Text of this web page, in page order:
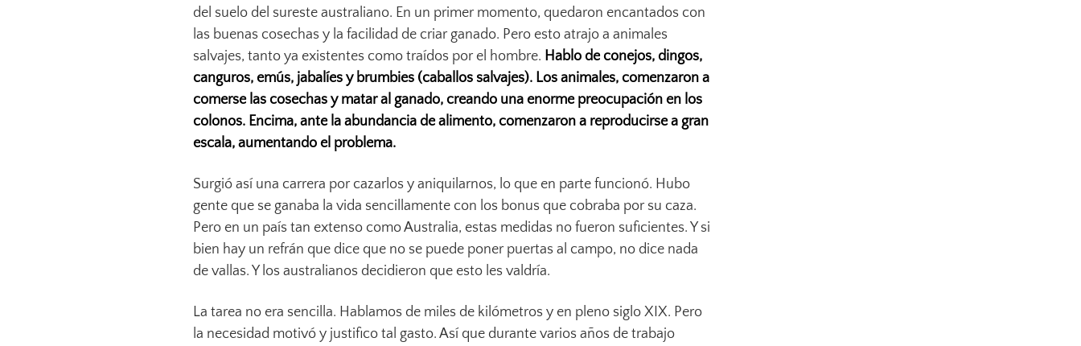
del suelo del sureste australiano. En un primer momento, quedaron encantados con
las buenas cosechas y la facilidad de criar ganado. Pero esto atrajo a animales
salvajes, tanto ya existentes como traídos por el hombre. Hablo de conejos, dingos,
canguros, emús, jabalíes y brumbies (caballos salvajes). Los animales, comenzaron a
comerse las cosechas y matar al ganado, creando una enorme preocupación en los
colonos. Encima, ante la abundancia de alimento, comenzaron a reproducirse a gran
escala, aumentando el problema.
Surgió así una carrera por cazarlos y aniquilarnos, lo que en parte funcionó. Hubo
gente que se ganaba la vida sencillamente con los bonus que cobraba por su caza.
Pero en un país tan extenso como Australia, estas medidas no fueron suficientes. Y si
bien hay un refrán que dice que no se puede poner puertas al campo, no dice nada
de vallas. Y los australianos decidieron que esto les valdría.
La tarea no era sencilla. Hablamos de miles de kilómetros y en pleno siglo XIX. Pero
la necesidad motivó y justifico tal gasto. Así que durante varios años de trabajo